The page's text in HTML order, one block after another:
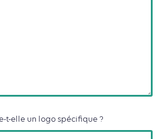
t-elle un logo spécifique ?